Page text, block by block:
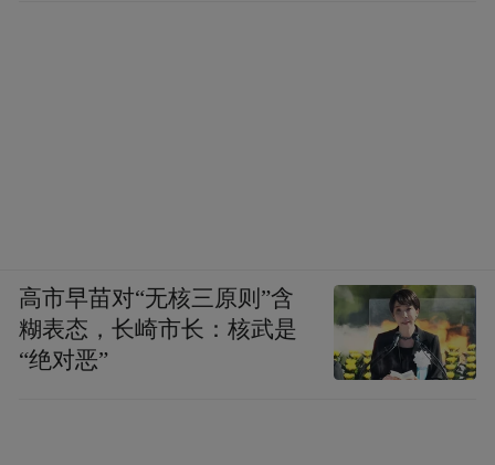
高市早苗对“无核三原则”含
糊表态，长崎市长：核武是
“绝对恶”